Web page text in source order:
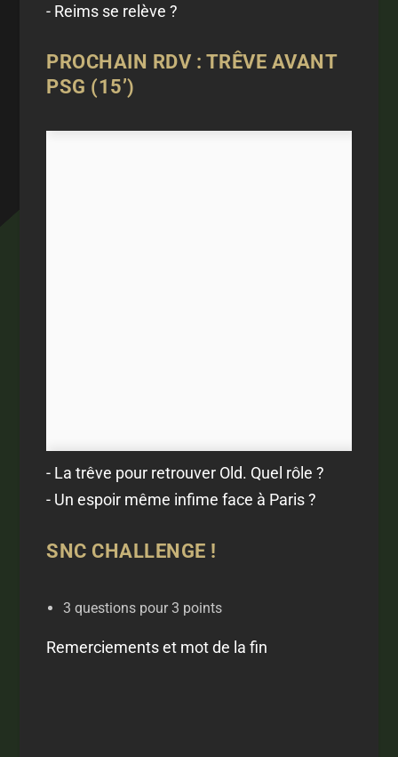
- Reims se relève ?
PROCHAIN RDV : TRÊVE AVANT
PSG (15’)
- La trêve pour retrouver Old. Quel rôle ?
- Un espoir même infime face à Paris ?
SNC CHALLENGE !
3 questions pour 3 points
Remerciements et mot de la fin